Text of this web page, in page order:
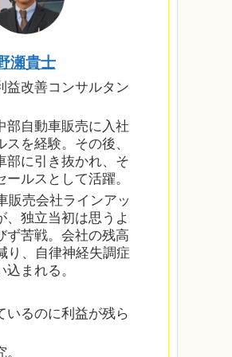
瀬貴士
益改善コンサルタン
部自動車販売に入社
スを経験。その後、
部に引き抜かれ、そ
ールスとして活躍。
販売会社ラインアッ
、独立当初は思うよ
ず苦戦。会社の残高
り、自律神経失調症
まれる。
いるのに利益が残ら